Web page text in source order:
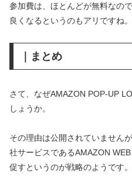
参加費は、ほとんどが無料なの
良くなるというのもアリですね。
｜まとめ
さて、なぜAMAZON POP-UP
しょうか。
その理由は公開されていません
社サービスであるAMAZON
促すというのが戦略のようです。